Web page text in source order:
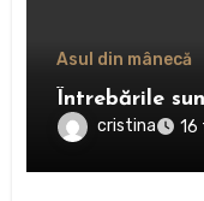
Asul din mânecă
Întrebările
cristina 16